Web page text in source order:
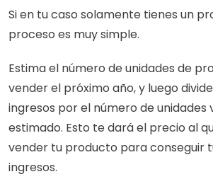
Si en tu caso solamente tienes un
proceso es muy simple.
Estima el número de unidades de
vender el próximo año, y luego
ingresos por el número de unidades
estimado. Esto te dará el precio al
vender tu producto para conseguir
ingresos.